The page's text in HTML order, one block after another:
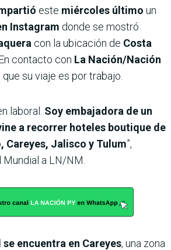
este miércoles último un
Instagram donde se mostró
con la ubicación de Costa
En contacto con La Nación/Nación
su viaje es por trabajo.
laboral. Soy embajadora de un
a recorrer hoteles boutique de
Careyes, Jalisco y Tulum”,
a LN/NM.
se encuentra en Careyes, una zona